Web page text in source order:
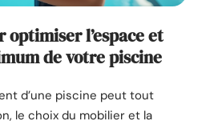
optimiser l’espace et
de votre piscine
d’une piscine peut tout
le choix du mobilier et la